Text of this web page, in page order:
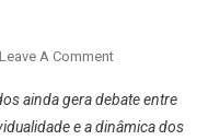
Leave A CommentOn
Em
Quartos
ainda gera debate entre
e a dinâmica dos